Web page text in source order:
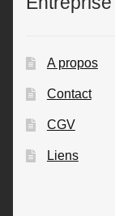
A propos
Contact
CGV
Liens